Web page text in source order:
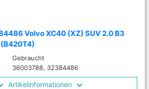
Volvo XC40 (XZ) SUV 2.0 B3
Gebraucht
36003788, 32384486
Artikelinformationen